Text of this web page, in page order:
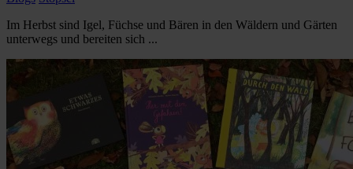
Im Herbst sind Igel, Füchse und Bären in den Wäldern und Gärten
unterwegs und bereiten sich ...